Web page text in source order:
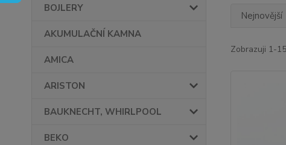
BOJLERY
AKUMULAČNÍ KAMNA
AMICA
ARISTON
BAUKNECHT, WHIRLPOOL
BEKO
Nejnovější
Zobrazuji 1-